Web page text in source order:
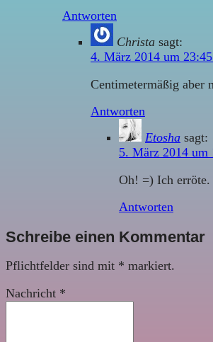
Antworten
Christa sagt:
4. März 2014 um
Centimetermäßig aber
Antworten
Etosha sagt:
5. März 2014 um
Oh! =) Ich erröte.
Antworten
Schreibe einen Kommentar
Pflichtfelder sind mit * markiert.
Nachricht *